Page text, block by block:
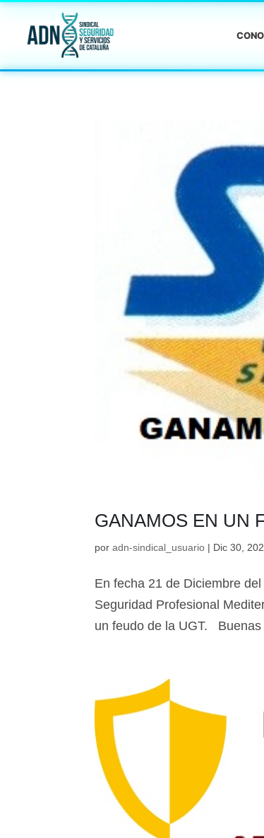
GANAMOS EN UN
poradn-sindical_usuario | Dic 30,
En fecha 21 de Diciembre
Seguridad Profesional
un feudo de la UGT.